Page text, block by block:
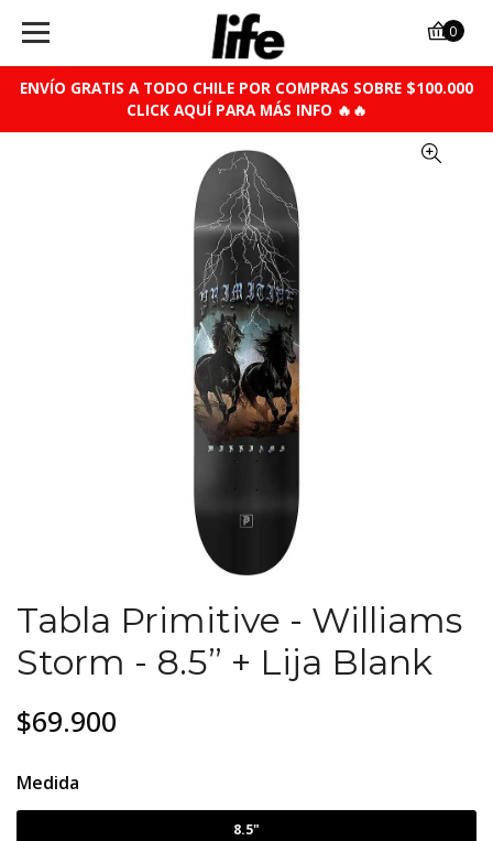
ENVÍO GRATIS A TODO CHILE POR COMPRAS SOBRE $100.000
CLICK AQUÍ PARA MÁS INFO 🔥🔥
0
Tabla Primitive - Williams
Storm - 8.5” + Lija Blank
$69.900
Medida
8.5"